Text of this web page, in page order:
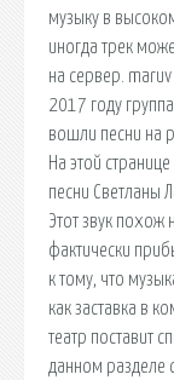
музыку в
иногда трек
на сервер.
2017 году
вошли песни на
На этой
песни Светланы
Этот звук похож
фактически
к тому, что
как заставка в
театр поставит
данном разделе